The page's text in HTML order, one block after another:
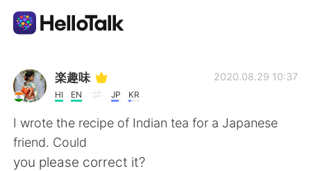
Приложение для Языкового Обмена
AI Grammar Checker
Русский
楽趣味
HI EN JP KR
2020.08.29 10:37
I wrote the recipe of Indian tea for a Japanese
friend. Could
you please correct it?